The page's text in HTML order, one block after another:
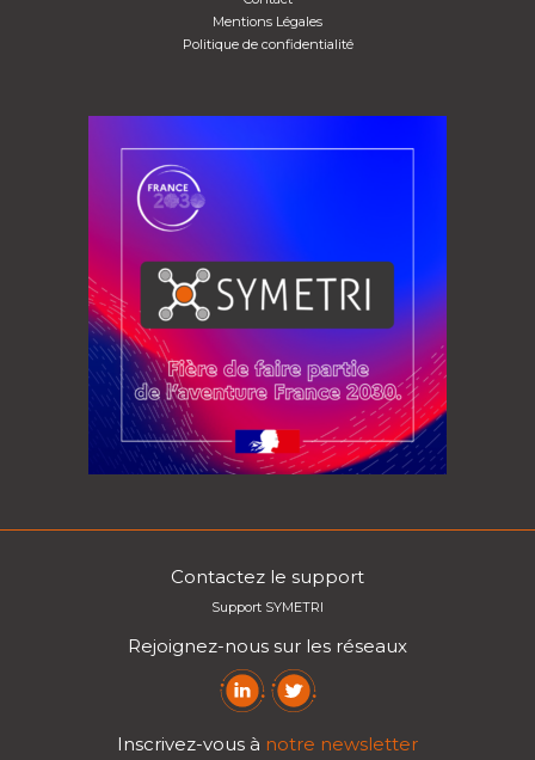
Mentions Légales
Politique de confidentialité
Contactez le support
Support SYMETRI
Rejoignez-nous sur les réseaux
Inscrivez-vous à notre newsletter